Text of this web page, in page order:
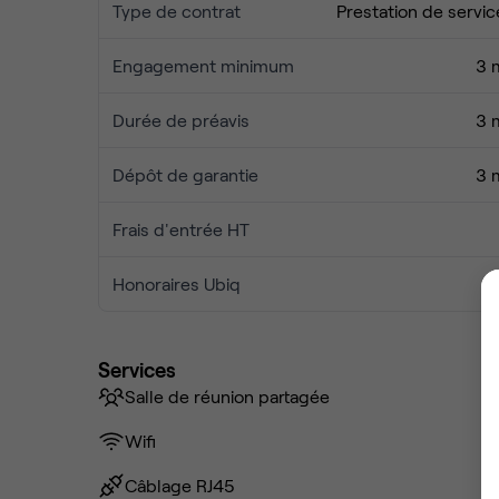
Type de contrat Prestation de
Engagement minimum 3
Durée de préavis 3
Dépôt de garantie 3
Frais d'entrée HT
Honoraires Ubiq
Services
Salle de réunion partagée
Wifi
Câblage RJ45